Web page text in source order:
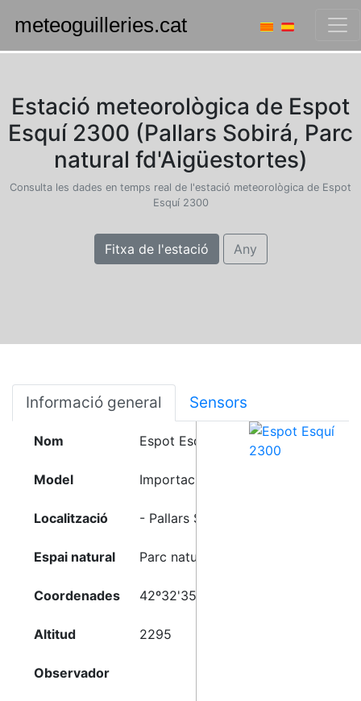
Estació meteorològica de Espot
Esquí 2300 (Pallars Sobirá, Parc
natural fd'Aigüestortes)
Consulta les dades en temps real de l'estació meteorològica de Espot
Esquí 2300
Fitxa de l'estació Any
Informació general Sensors
Nom Espot Esquí 2300
Model Importació API FGC
Localització - Pallars Sobirá (Lleida)
Espai natural Parc natural fd'Aigüestortes
Coordenades 42º32'35"N-1º04'08"E
Altitud 2295
Observador